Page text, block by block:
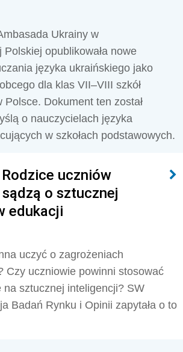
Ukrainy w
opublikowała nowe
języka ukraińskiego jako
dla klas VII–VIII szkół
Polsce. Dokument ten został
o nauczycielach języka
w szkołach podstawowych.
uczniów
o sztucznej
edukacji
uczyć o zagrożeniach
Czy uczniowie powinni stosować
na sztucznej inteligencji? SW
Badań Rynku i Opinii zapytała o to